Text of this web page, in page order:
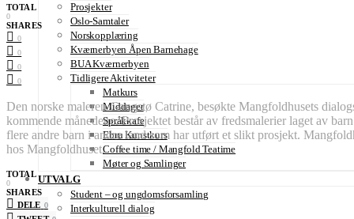
Prosjekter
Oslo-Samtaler
Norskopplæring
Kværnerbyen Åpen Barnehage
BUA Kværnerbyen
Tidligere Aktiviteter
Matkurs
Middager
Språkkafe
Ebru Kunstkurs
Coffee time / Mangfold Teatime
Møter og Samlinger
UTVALG
Student – og ungdomsforsamling
Interkulturell dialog
TOTAL
0
SHARES
0
0
0
0
Den norske maleren Gangstø Catrine, besøkte Mangfoldhusets
kommende månedene. Prosjektet består av fredsmalerier laget av
flere andre barn i andre land som har utført et slikt prosjekt.
hos Mangfoldhuset.
TOTAL
0
SHARES
DELE 0